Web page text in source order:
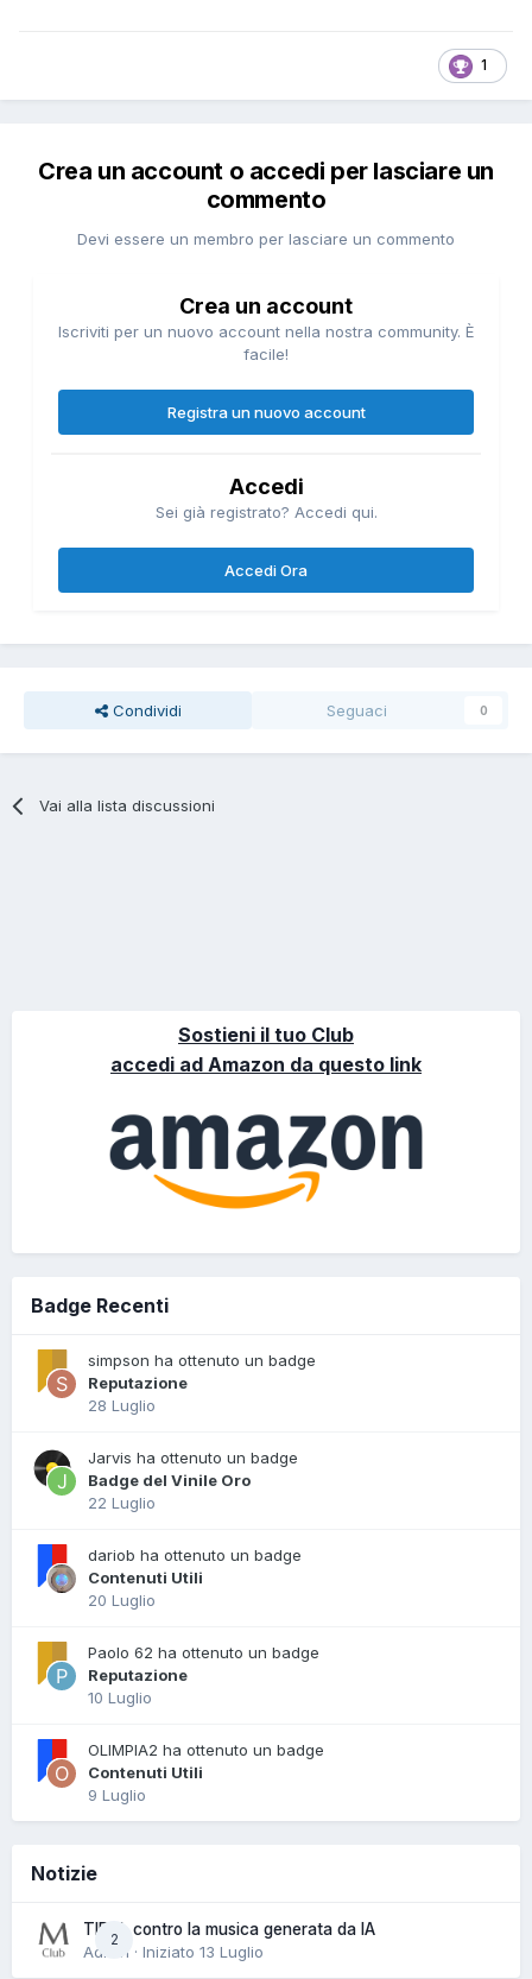
1
Crea un account o accedi per lasciare un
commento
Devi essere un membro per lasciare un commento
Crea un account
Iscriviti per un nuovo account nella nostra community. È
facile!
Registra un nuovo account
Accedi
Sei già registrato? Accedi qui.
Accedi Ora
Condividi Seguaci 0
Vai alla lista discussioni
Sostieni il tuo Club
accedi ad Amazon da questo link
Badge Recenti
simpson ha ottenuto un badge
Reputazione
28 Luglio
Jarvis ha ottenuto un badge
Badge del Vinile Oro
22 Luglio
dariob ha ottenuto un badge
Contenuti Utili
20 Luglio
Paolo 62 ha ottenuto un badge
Reputazione
10 Luglio
OLIMPIA2 ha ottenuto un badge
Contenuti Utili
9 Luglio
Notizie
2
TIDAL contro la musica generata da IA
Admin · Iniziato 13 Luglio